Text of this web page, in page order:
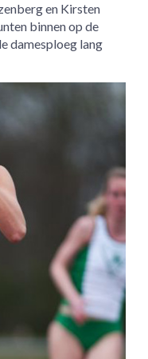
en Kirsten
binnen op de
damesploeg lang